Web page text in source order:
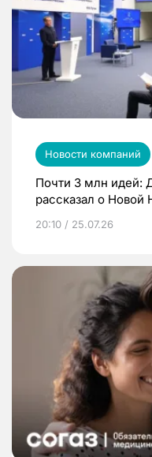
Новости компаний
Почти 3 млн идей:
рассказал о
20:10 / 25.07.26